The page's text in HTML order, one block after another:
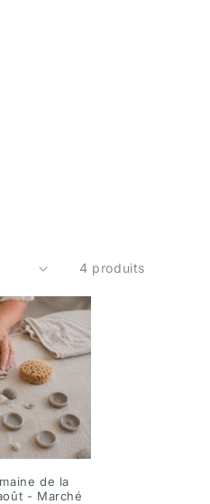
4 produits
de la
- Marché